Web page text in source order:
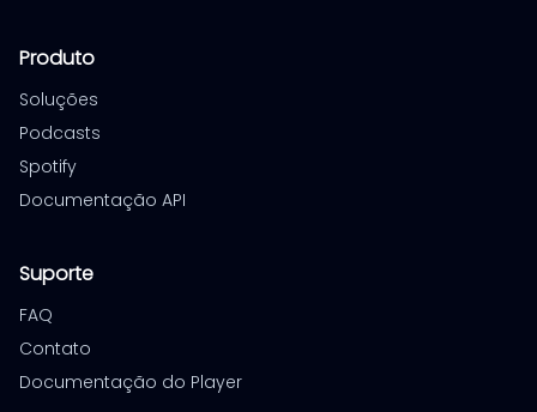
Produto
Soluções
Podcasts
Spotify
Documentação API
Suporte
FAQ
Contato
Documentação do Player